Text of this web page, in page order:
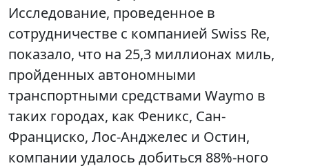
Исследование, проведенное в
сотрудничестве с компанией Swiss Re,
показало, что на 25,3 миллионах миль,
пройденных автономными
транспортными средствами Waymo в
таких городах, как Феникс, Сан-
Франциско, Лос-Анджелес и Остин,
компании удалось добиться 88%-ного